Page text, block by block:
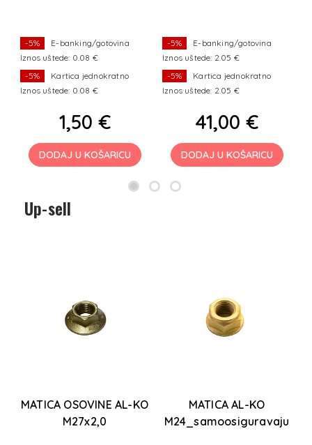
-5%
E-banking/gotovina
Iznos uštede: 0.08 €
-5%
Kartica jednokratno
Iznos uštede: 0.08 €
1,50 €
DODAJ U KOŠARICU
-5%
E-banking/gotovina
Iznos uštede: 2.05 €
-5%
Kartica jednokratno
Iznos uštede: 2.05 €
41,00 €
DODAJ U KOŠARICU
Up-sell
MATICA OSOVINE AL-KO
M27x2,0
MATICA AL-KO
M24_samoosiguravaju